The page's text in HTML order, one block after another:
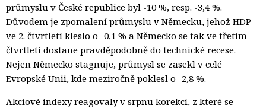
průmyslu v České republice byl -10 %, resp. -3,4 %.
Důvodem je zpomalení průmyslu v Německu, jehož HDP
ve 2. čtvrtletí kleslo o -0,1 % a Německo se tak ve třetím
čtvrtletí dostane pravděpodobně do technické recese.
Nejen Německo stagnuje, průmysl se zasekl v celé
Evropské Unii, kde meziročně poklesl o -2,8 %.
Akciové indexy reagovaly v srpnu korekcí, z které se